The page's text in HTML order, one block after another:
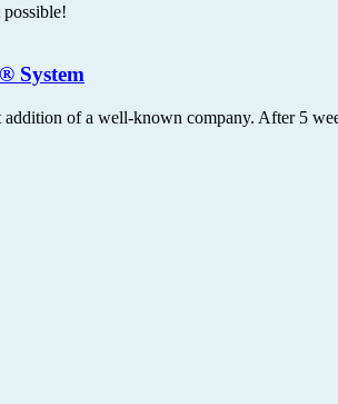
System
of a well-known company. After 5